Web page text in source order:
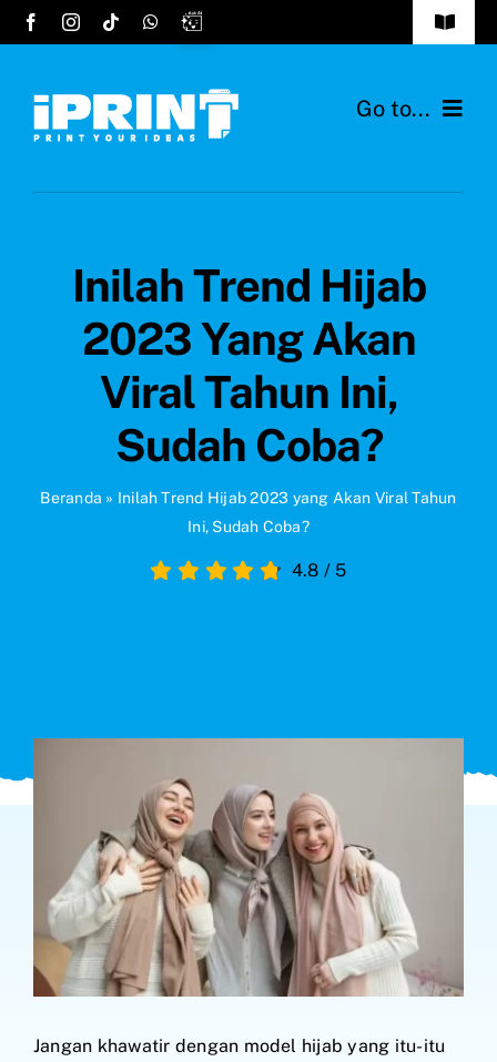
Skip
to
Toggle
FAQs
Cara Order
Hubungi Kami
Go to...
Desain Hijab
Ide Produk
Blog
Inilah Trend Hijab
2023 Yang Akan
Viral Tahun Ini,
Sudah Coba?
Beranda » Inilah Trend Hijab 2023 yang Akan Viral Tahun
Ini, Sudah Coba?
4.8 / 5
Jangan khawatir dengan model hijab yang itu-itu